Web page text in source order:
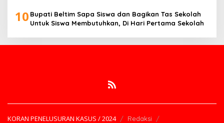
10 Bupati Beltim Sapa Siswa dan Bagikan Tas Sekolah
Untuk Siswa Membutuhkan, Di Hari Pertama Sekolah
KORAN PENELUSURAN KASUS / 2024 Redaksi